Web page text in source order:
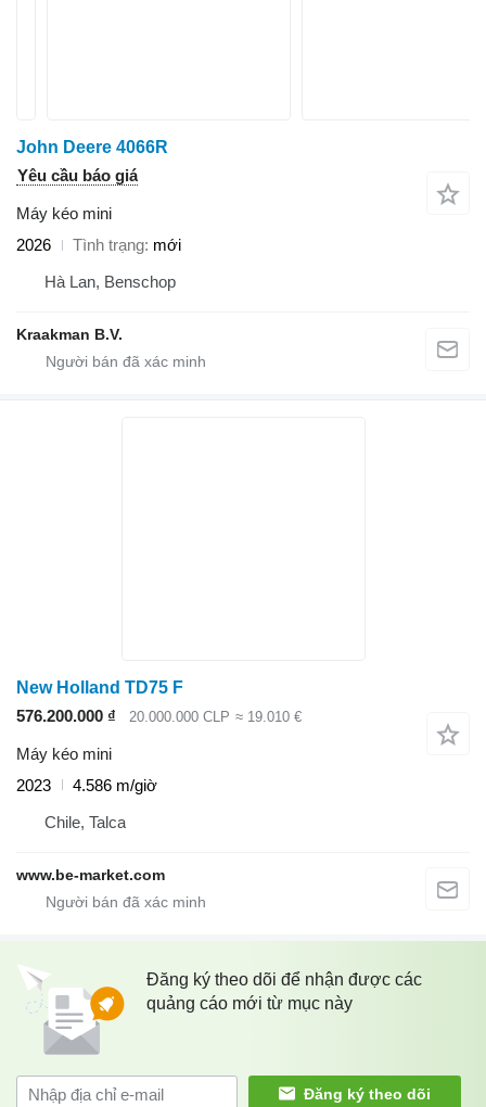
John Deere 4066R
Yêu cầu báo giá
Máy kéo mini
2026
Tình trạng mới
Hà Lan, Benschop
Kraakman B.V.
New Holland TD75 F
576.200.000 ₫
20.000.000 CLP ≈ 19.010 €
Máy kéo mini
2023
4.586 m/giờ
Chile, Talca
www.be-market.com
Đăng ký theo dõi để nhận được các
quảng cáo mới từ mục này
Đăng ký theo dõi